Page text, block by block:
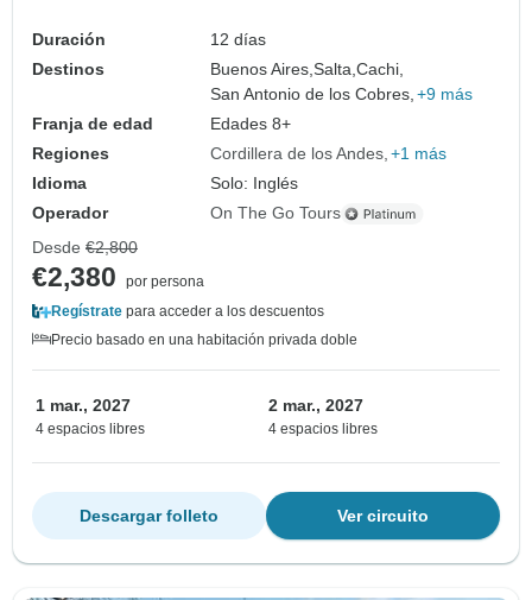
Duración
12 días
Destinos
Buenos Aires,Salta,Cachi,
San Antonio de los Cobres, +9 más
Franja de edad
Edades 8+
Regiones
Cordillera de los Andes +1 más
Idioma
Solo: Inglés
Operador
On The Go Tours
Desde €2,800
€2,380
por persona
Regístrate para acceder a los descuentos
Precio basado en una habitación privada doble
1 mar., 2027
4 espacios libres
2 mar., 2027
4 espacios libres
Ver circuito
Descargar folleto